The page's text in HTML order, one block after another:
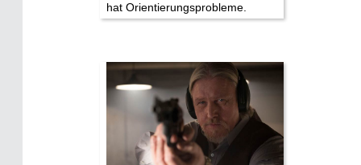
hat Orientierungsprobleme.